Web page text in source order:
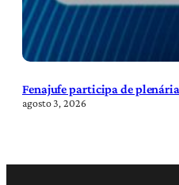
Fenajufe participa de
agosto 3, 2026